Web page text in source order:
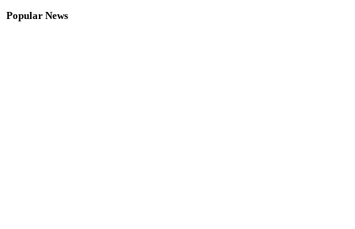
Popular News